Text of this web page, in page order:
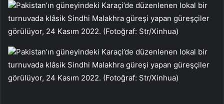
Pakistan’ın güneyindeki Karaçi’de düzenlenen lokal bir
turnuvada klâsik Sindhi Malakhra güreşi yapan güreşçiler
görülüyor, 24 Kasım 2022. (Fotoğraf: Str/Xinhua)
Pakistan’ın güneyindeki Karaçi’de düzenlenen lokal bir
turnuvada klâsik Sindhi Malakhra güreşi yapan güreşçiler
görülüyor, 24 Kasım 2022. (Fotoğraf: Str/Xinhua)